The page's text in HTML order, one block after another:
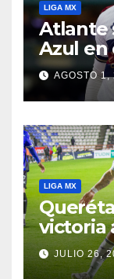
LIGA MX
Atlante
Azul en
AGOSTO 1,
LIGA MX
victoria
JULIO 26,